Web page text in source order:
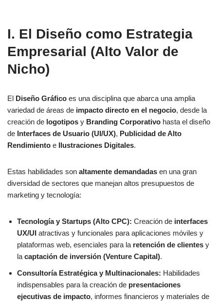
I. El Diseño como Estrategia
Empresarial (Alto Valor de
Nicho)
El Diseño Gráfico es una disciplina que abarca una amplia
variedad de áreas de impacto directo en el negocio, desde la
creación de logotipos y Branding Corporativo hasta el diseño
de Interfaces de Usuario (UI/UX), Publicidad de Alto
Rendimiento e Ilustraciones Digitales.
Estas habilidades son altamente demandadas en una gran
diversidad de sectores que manejan altos presupuestos de
marketing y tecnología:
Tecnología y Startups (Alto CPC): Creación de interfaces
UX/UI atractivas y funcionales para aplicaciones móviles y
plataformas web, esenciales para la retención de clientes y
la captación de inversión (Venture Capital).
Consultoría Estratégica y Multinacionales: Habilidades
indispensables para la creación de presentaciones
ejecutivas de impacto, informes financieros y materiales de